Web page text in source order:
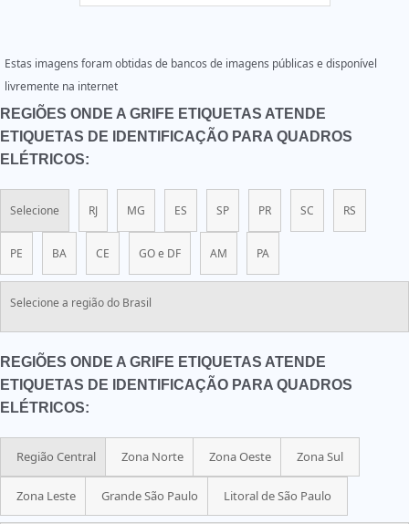
Estas imagens foram obtidas de bancos de imagens públicas e disponível
livremente na internet
REGIÕES ONDE A GRIFE ETIQUETAS ATENDE
ETIQUETAS DE IDENTIFICAÇÃO PARA QUADROS
ELÉTRICOS:
Selecione RJ MG ES SP PR SC RS
PE BA CE GO e DF AM PA
Selecione a região do Brasil
REGIÕES ONDE A GRIFE ETIQUETAS ATENDE
ETIQUETAS DE IDENTIFICAÇÃO PARA QUADROS
ELÉTRICOS:
Região Central Zona Norte Zona Oeste Zona Sul
Zona Leste Grande São Paulo Litoral de São Paulo